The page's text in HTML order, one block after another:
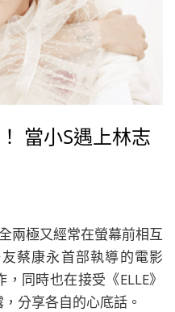
當小S遇上林志
兩極又經常在螢幕前相互
蔡康永首部執導的電影
同時也在接受《ELLE》
分享各自的心底話。